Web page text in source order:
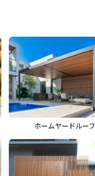
ホームヤードルーフ